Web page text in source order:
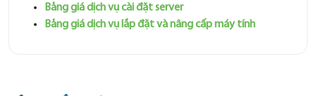
Bảng giá dịch vụ cài đặt server
Bảng giá dịch vụ lắp đặt và nâng cấp máy tính